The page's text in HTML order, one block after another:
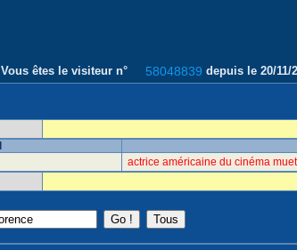
Vous êtes le visiteur n° 58048839 depuis le 20/11/
actrice américaine du cinéma